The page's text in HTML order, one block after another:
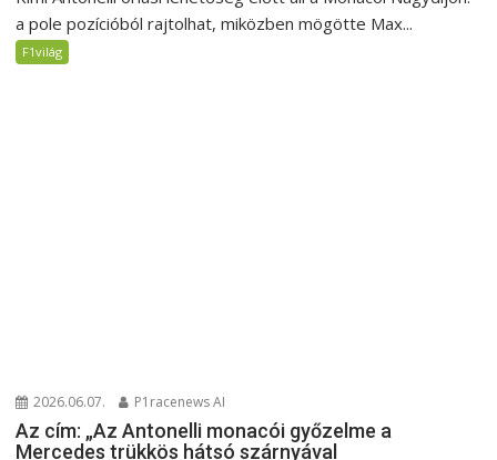
a pole pozícióból rajtolhat, miközben mögötte Max...
F1világ
2026.06.07. P1racenews AI
Az cím: „Az Antonelli monacói győzelme a
Mercedes trükkös hátsó szárnyával